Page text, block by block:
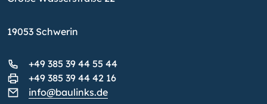
19053 Schwerin
+49 385 39 44 55 44
+49 385 39 44 42 16
info@baulinks.de